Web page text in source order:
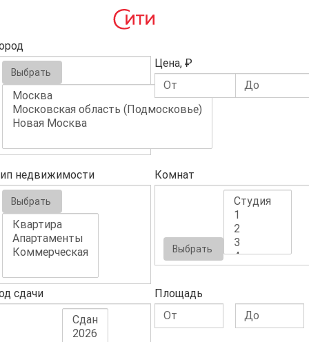
Выбрать
Цена, ₽
недвижимости
Выбрать
Комнат
Выбрать
сдачи Площадь